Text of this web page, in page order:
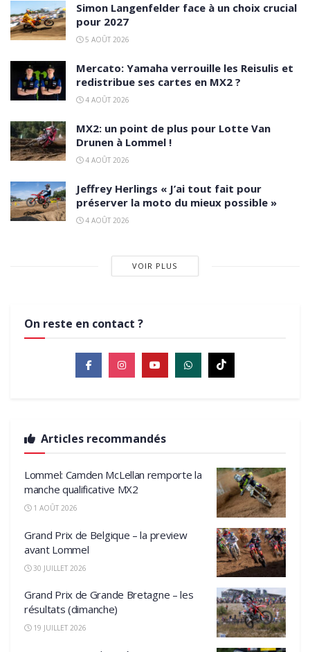
Simon Langenfelder face à un choix crucial
pour 2027
5 AOÛT 2026
Mercato: Yamaha verrouille les Reisulis et
redistribue ses cartes en MX2 ?
4 AOÛT 2026
MX2: un point de plus pour Lotte Van
Drunen à Lommel !
4 AOÛT 2026
Jeffrey Herlings « J’ai tout fait pour
préserver la moto du mieux possible »
4 AOÛT 2026
VOIR PLUS
On reste en contact ?
Articles recommandés
Lommel: Camden McLellan remporte la
manche qualificative MX2
1 AOÛT 2026
Grand Prix de Belgique – la preview
avant Lommel
30 JUILLET 2026
Grand Prix de Grande Bretagne – les
résultats (dimanche)
19 JUILLET 2026